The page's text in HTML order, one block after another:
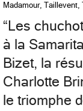
Madamour, Taillevent,
“ Les
à la
Bizet, la
Charlotte
le triomphe